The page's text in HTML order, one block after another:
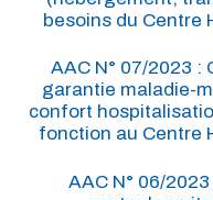
besoins du Centre
AAC N° 07/2023 :
garantie maladie-
confort
fonction au Centre
AAC N° 06/